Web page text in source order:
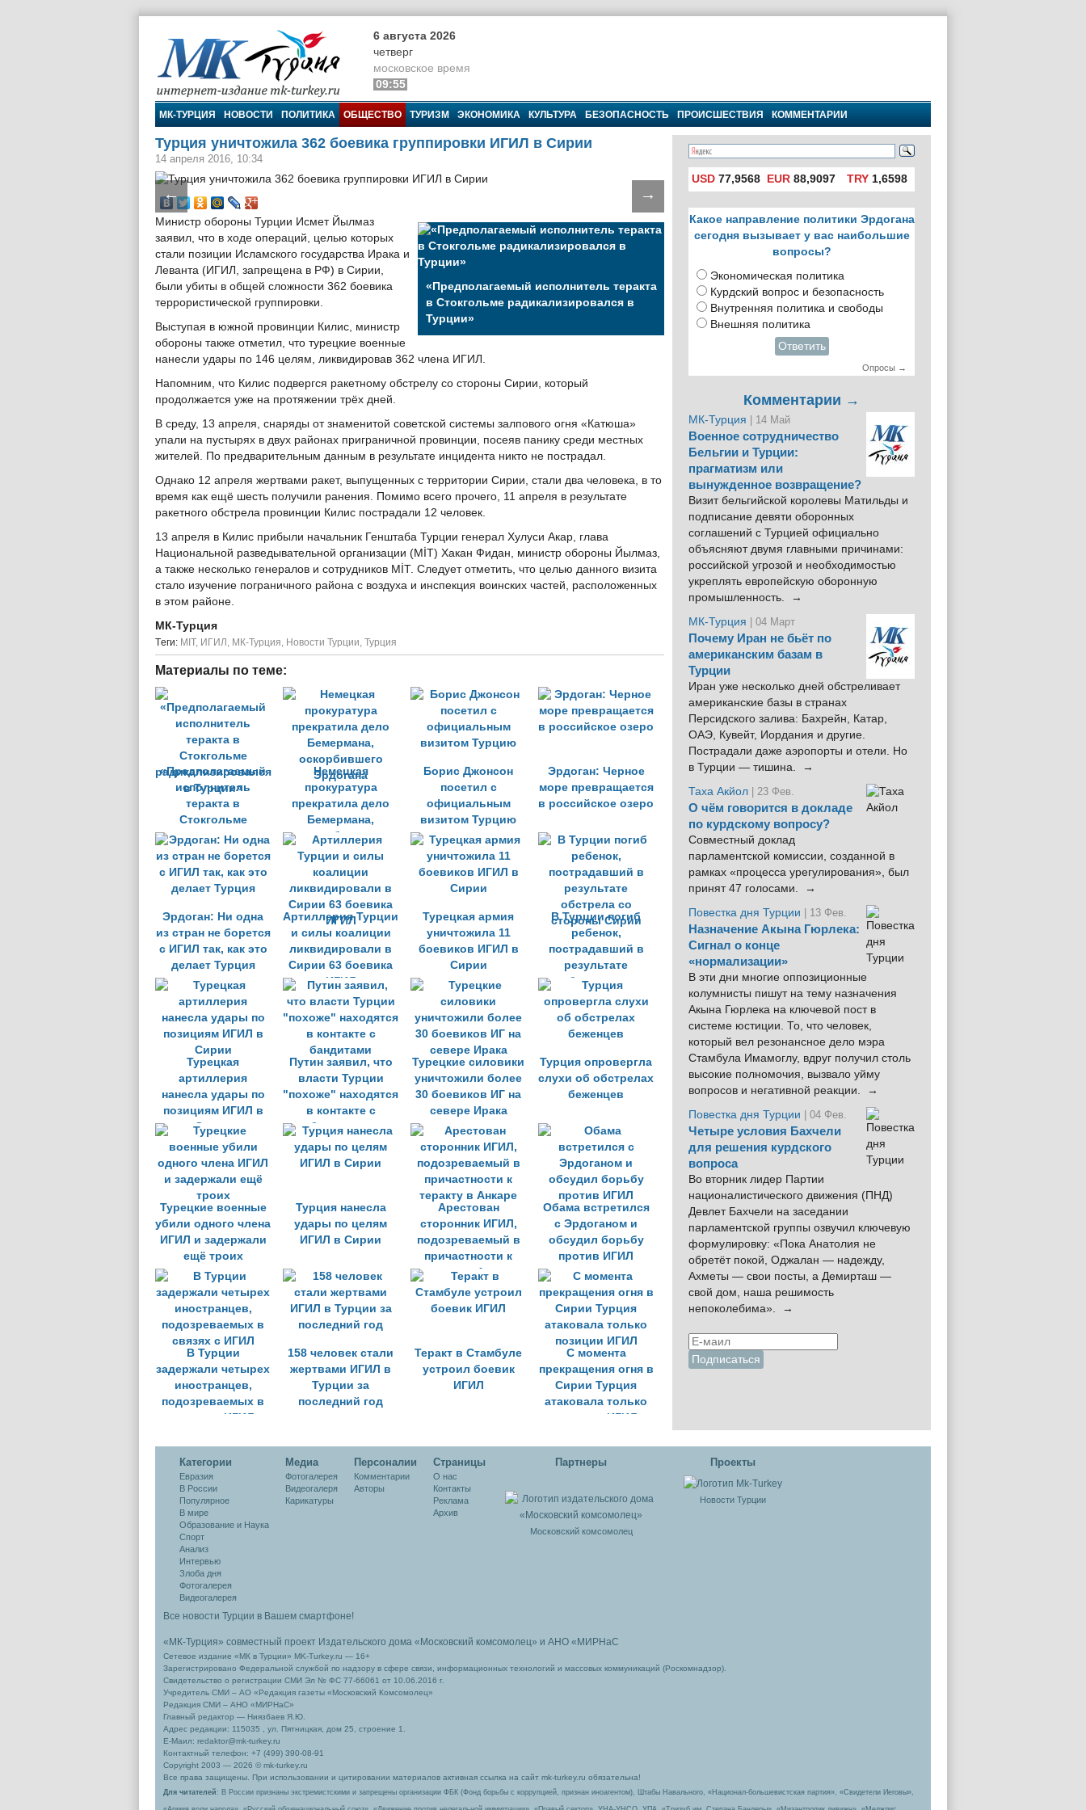
МК-Турция
6 августа 2026
четверг
московское время
09:55
МК-ТУРЦИЯ НОВОСТИ ПОЛИТИКА ОБЩЕСТВО ТУРИЗМ ЭКОНОМИКА КУЛЬТУРА БЕЗОПАСНОСТЬ ПРОИСШЕСТВИЯ КОММЕНТАРИИ
Турция уничтожила 362 боевика группировки ИГИЛ в Сирии
14 апреля 2016, 10:34
← →
«Предполагаемый исполнитель теракта
в Стокгольме радикализировался в
Турции»
Министр обороны Турции Исмет Йылмаз
заявил, что в ходе операций, целью которых
стали позиции Исламского государства Ирака и
Леванта (ИГИЛ, запрещена в РФ) в Сирии,
были убиты в общей сложности 362 боевика
террористической группировки.
Выступая в южной провинции Килис, министр
обороны также отметил, что турецкие военные
нанесли удары по 146 целям, ликвидировав 362 члена ИГИЛ.
Напомним, что Килис подвергся ракетному обстрелу со стороны Сирии, который
продолжается уже на протяжении трёх дней.
В среду, 13 апреля, снаряды от знаменитой советской системы залпового огня «Катюша»
упали на пустырях в двух районах приграничной провинции, посеяв панику среди местных
жителей. По предварительным данным в результате инцидента никто не пострадал.
Однако 12 апреля жертвами ракет, выпущенных с территории Сирии, стали два человека, в то
время как ещё шесть получили ранения. Помимо всего прочего, 11 апреля в результате
ракетного обстрела провинции Килис пострадали 12 человек.
13 апреля в Килис прибыли начальник Генштаба Турции генерал Хулуси Акар, глава
Национальной разведывательной организации (MİT) Хакан Фидан, министр обороны Йылмаз,
а также несколько генералов и сотрудников MİT. Следует отметить, что целью данного визита
стало изучение пограничного района с воздуха и инспекция воинских частей, расположенных
в этом районе.
МК-Турция
Tеги: MIT, ИГИЛ , МК-Турция, Новости Турции, Турция
Материалы по теме:
«Предполагаемый
исполнитель
теракта в
Стокгольме
радикализировался
в Турции»
Немецкая
прокуратура
прекратила дело
Бемермана,
оскорбившего
Эрдогана
Борис Джонсон
посетил с
официальным
визитом Турцию
Эрдоган: Черное
море превращается
в российское озеро
Эрдоган: Ни одна
из стран не борется
с ИГИЛ так, как это
делает Турция
Артиллерия Турции
и силы коалиции
ликвидировали в
Сирии 63 боевика
ИГИЛ
Турецкая армия
уничтожила 11
боевиков ИГИЛ в
Сирии
В Турции погиб
ребенок,
пострадавший в
результате
обстрела со
стороны Сирии
Турецкая
артиллерия
нанесла удары по
позициям ИГИЛ в
Сирии
Путин заявил, что
власти Турции
"похоже" находятся
в контакте c
бандитами
Турецкие силовики
уничтожили более
30 боевиков ИГ на
севере Ирака
Турция опровергла
слухи об обстрелах
беженцев
Турецкие военные
убили одного члена
ИГИЛ и задержали
ещё троих
Турция нанесла
удары по целям
ИГИЛ в Сирии
Арестован
сторонник ИГИЛ,
подозреваемый в
причастности к
теракту в Анкаре
Обама встретился
с Эрдоганом и
обсудил борьбу
против ИГИЛ
В Турции
задержали четырех
иностранцев,
подозреваемых в
связях с ИГИЛ
158 человек стали
жертвами ИГИЛ в
Турции за
последний год
Теракт в Стамбуле
устроил боевик
ИГИЛ
С момента
прекращения огня в
Сирии Турция
атаковала только
позиции ИГИЛ
USD 77,9568 EUR 88,9097 TRY1,6598
Какое направление политики Эрдогана
сегодня вызывает у вас наибольшие
вопросы?
Экономическая политика
Курдский вопрос и безопасность
Внутренняя политика и свободы
Внешняя политика
Ответить
Опросы →
Комментарии →
МК-Турция | 14 Май
Военное сотрудничество
Бельгии и Турции:
прагматизм или
вынужденное возвращение?
Визит бельгийской королевы Матильды и
подписание девяти оборонных
соглашений с Турцией официально
объясняют двумя главными причинами:
российской угрозой и необходимостью
укреплять европейскую оборонную
промышленность. →
МК-Турция
| 04 Март
Почему Иран не бьёт по
американским базам в
Турции
Иран уже несколько дней обстреливает
американские базы в странах
Персидского залива: Бахрейн, Катар,
ОАЭ, Кувейт, Иордания и другие.
Пострадали даже аэропорты и отели. Но
в Турции — тишина. →
Таха Акйол | 23 Фев.
О чём говорится в докладе
по курдскому вопросу?
Совместный доклад
парламентской комиссии, созданной в
рамках «процесса урегулирования», был
принят 47 голосами. →
Повестка дня Турции
| 13 Фев.
Назначение Акына Гюрлека:
Сигнал о конце
«нормализации»
В эти дни многие оппозиционные
колумнисты пишут на тему назначения
Акына Гюрлека на ключевой пост в
системе юстиции. То, что человек,
который вел резонансное дело мэра
Стамбула Имамоглу, вдруг получил столь
высокие полномочия, вызвало уйму
вопросов и негативной реакции. →
Повестка дня Турции
| 04 Фев.
Четыре условия Бахчели
для решения курдского
вопроса
Во вторник лидер Партии
националистического движения (ПНД)
Девлет Бахчели на заседании
парламентской группы озвучил ключевую
формулировку: «Пока Анатолия не
обретёт покой, Оджалан — надежду,
Ахметы — свои посты, а Демирташ —
свой дом, наша решимость
непоколебима». →
Категории
Евразия
В России
Популярное
В мире
Образование и Наука
Спорт
Анализ
Интервью
Злоба дня
Фотогалерея
Видеогалерея
Медиа
Фотогалерея
Видеогалеря
Карикатуры
Персоналии
Комментарии
Авторы
Cтраницы
О нас
Контакты
Реклама
Архив
Партнеры
Московский комсомолец
Проекты
Новости Турции
Все новости Турции в Вашем смартфоне!
«МК-Турция» совместный проект Издательского дома «Московский комсомолец» и АНО «МИРНаС
Сетевое издание «МК в Турции» MK-Turkey.ru — 16+
Зарегистрировано Федеральной службой по надзору в сфере связи, информационных технологий и массовых коммуникаций (Роскомнадзор).
Свидетельство о регистрации СМИ Эл № ФС 77-66061 от 10.06.2016 г.
Учредитель СМИ – АО «Редакция газеты «Московский Комсомолец»
Редакция СМИ – АНО «МИРНаС»
Главный редактор — Ниязбаев Я.Ю.
Адрес редакции: 115035 , ул. Пятницкая, дом 25, строение 1.
Е-Маил: redaktor@mk-turkey.ru
Контактный телефон: +7 (499) 390-08-91
Copyright 2003 — 2026 © mk-turkey.ru
Все права защищены. При использовании и цитировании материалов активная ссылка на сайт mk-turkey.ru обязательна!
Для читателей : В России признаны экстремистскими и запрещены организации ФБК (Фонд борьбы с коррупцией, признан иноагентом), Штабы Навального, «Национал-большевистская партия», «Свидетели Иеговы»,